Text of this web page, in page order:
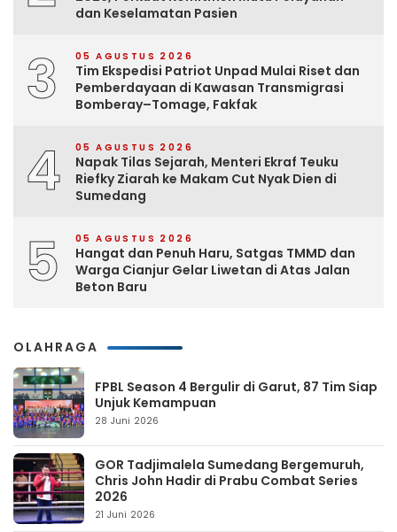
dan Keselamatan Pasien
3 05 AGUSTUS 2026
Tim Ekspedisi Patriot Unpad Mulai Riset dan
Pemberdayaan di Kawasan Transmigrasi
Bomberay–Tomage, Fakfak
4 05 AGUSTUS 2026
Napak Tilas Sejarah, Menteri Ekraf Teuku
Riefky Ziarah ke Makam Cut Nyak Dien di
Sumedang
5 05 AGUSTUS 2026
Hangat dan Penuh Haru, Satgas TMMD dan
Warga Cianjur Gelar Liwetan di Atas Jalan
Beton Baru
OLAHRAGA
FPBL Season 4 Bergulir di Garut, 87 Tim Siap
Unjuk Kemampuan
28 Juni 2026
GOR Tadjimalela Sumedang Bergemuruh,
Chris John Hadir di Prabu Combat Series
2026
21 Juni 2026